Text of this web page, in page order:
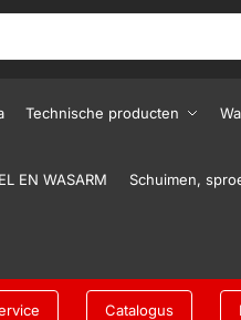
Technische producten
EN WASARM Schuimen,
Catalogus